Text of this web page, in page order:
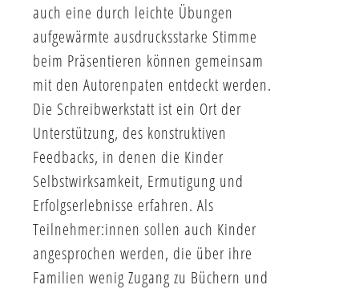
auch eine durch leichte Übungen
aufgewärmte ausdrucksstarke Stimme
beim Präsentieren können gemeinsam
mit den Autorenpaten entdeckt werden.
Die Schreibwerkstatt ist ein Ort der
Unterstützung, des konstruktiven
Feedbacks, in denen die Kinder
Selbstwirksamkeit, Ermutigung und
Erfolgserlebnisse erfahren. Als
Teilnehmer:innen sollen auch Kinder
angesprochen werden, die über ihre
Familien wenig Zugang zu Büchern und